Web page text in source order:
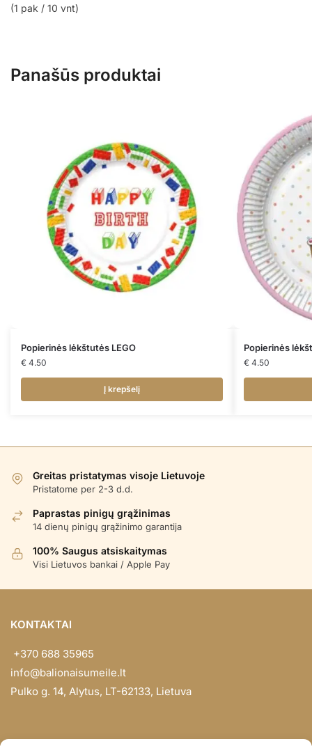
(1 pak / 10 vnt)
Panašūs produktai
Popierinės lėkštutės LEGO
€ 4.50
Į krepšelį
Popierinės
€ 4.50
Greitas pristatymas visoje Lietuvoje
Pristatome per 2-3 d.d.
Paprastas pinigų grąžinimas
14 dienų pinigų grąžinimo garantija
100% Saugus atsiskaitymas
Visi Lietuvos bankai / Apple Pay
KONTAKTAI
+370 688 35965
info@balionaisumeile.lt
Pulko g. 14, Alytus, LT-62133, Lietuva